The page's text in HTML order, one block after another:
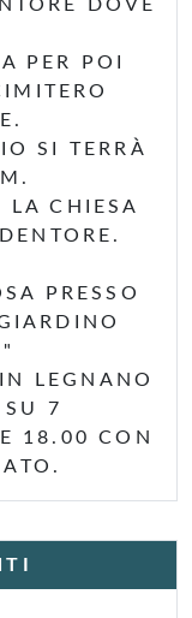
DOVE
PER POI
SI TERRÀ
LA CHIESA
PRESSO
LEGNANO
SU 7
18.00 CON